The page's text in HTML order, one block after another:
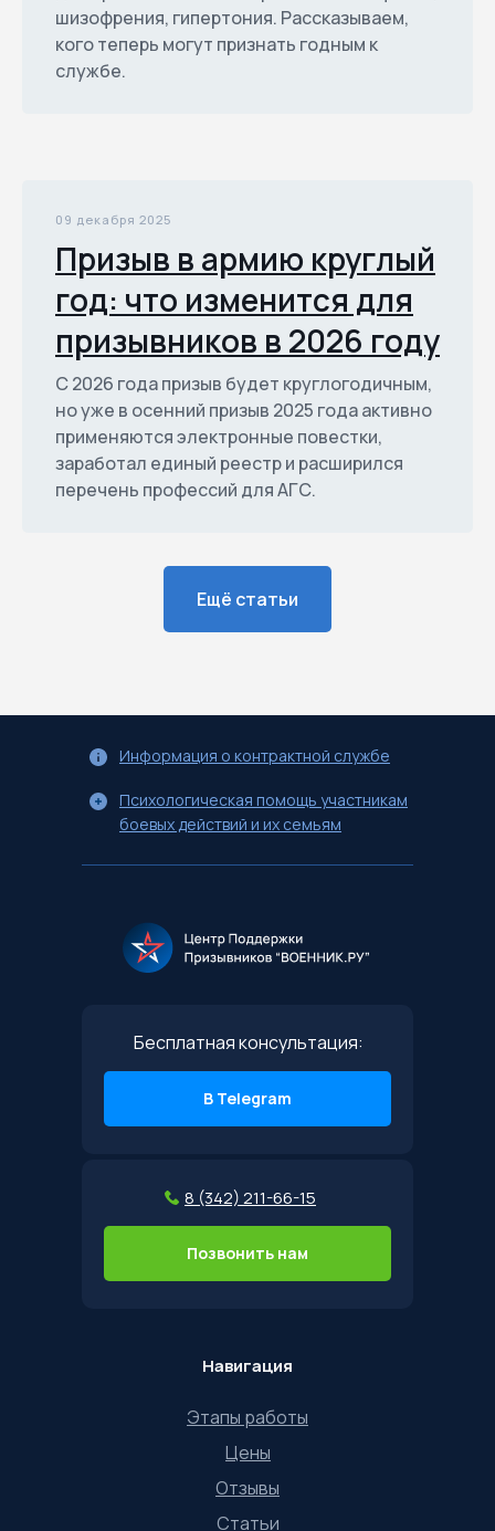
шизофрения, гипертония. Рассказываем,
кого теперь могут признать годным к
службе.
09 декабря 2025
Призыв в армию круглый
год: что изменится для
призывников в 2026 году
С 2026 года призыв будет круглогодичным,
но уже в осенний призыв 2025 года активно
применяются электронные повестки,
заработал единый реестр и расширился
перечень профессий для АГС.
Ещё статьи
Отзывы
Цены
Статьи
Навигация
Этапы работы
Бесплатная консультация:
В Telegram
8 (342) 211-66-15
Позвонить нам
Информация о контрактной службе
Психологическая помощь участникам
боевых действий и их семьям